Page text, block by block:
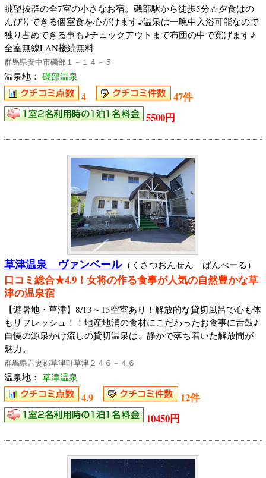
眺望抜群の全7室の小さなお宿。磯部駅から徒歩5分☆夕食はの
んびりできる個室食を心がけます♪温泉は一晩中入浴可能なので
独り占めできる事も♪チェックアウトまで布団の中で寛げます♪
全室無線LAN接続無料
群馬県安中市磯部１－１４－５
温泉地： 磯部温泉
4
47件
5500円
草津温泉 ヴァンベール（くさつおんせん ばんべーる）
口コミ総合★4.9！女将の作る食事が人気の自然豊かな草
津の温泉宿
【避暑地・草津】8/13～15空室あり！解放的な貸切風呂で心も体
もリフレッシュ！！地産地消の食材にこだわったお食事に舌鼓♪
自慢の源泉かけ流しの貸切温泉は、静かで落ち着いた解放間が
魅力。
群馬県吾妻郡草津町草津２４６－４６
温泉地： 草津温泉
4.9
12件
10450円